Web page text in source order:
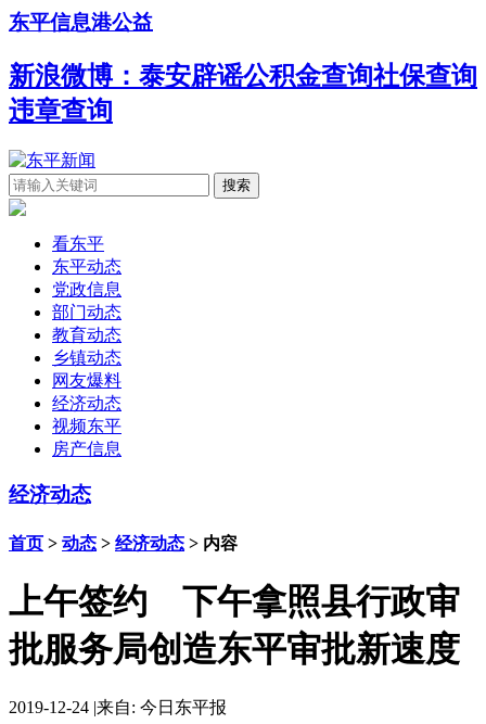
东平信息港公益
新浪微博：泰安辟谣公积金查询社保查询
违章查询
看东平
东平动态
党政信息
部门动态
教育动态
乡镇动态
网友爆料
经济动态
视频东平
房产信息
经济动态
首页 > 动态 > 经济动态 > 内容
上午签约 下午拿照县行政审
批服务局创造东平审批新速度
2019-12-24 |来自: 今日东平报